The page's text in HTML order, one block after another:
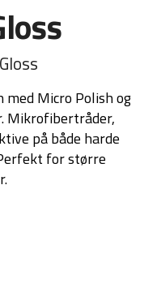
Micro Polish og
Mikrofibertråder,
på både harde
for større